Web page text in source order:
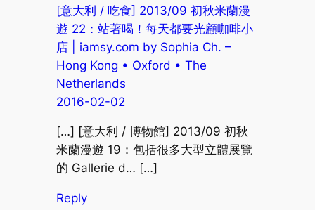
[意大利 / 吃食] 2013/09 初秋米蘭漫
遊 22：站著喝！每天都要光顧咖啡小
店 | iamsy.com by Sophia Ch. –
Hong Kong • Oxford • The
Netherlands
2016-02-02
[…] [意大利 / 博物館] 2013/09 初秋
米蘭漫遊 19：包括很多大型立體展覽
的 Gallerie d… […]
Reply